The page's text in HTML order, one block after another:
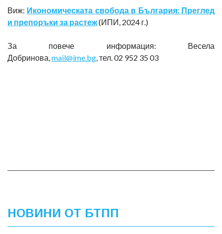
Виж: Икономическата свобода в България: Преглед
и препоръки за растеж(ИПИ, 2024 г.)
За повече информация: Весела
Добринова,mail@ime.bg, тел. 02 952 35 03
НОВИНИ ОТ БТПП